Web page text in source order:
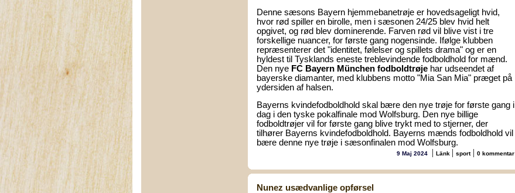
Denne sæsons Bayern hjemmebanetrøje er hovedsageligt hvid,
hvor rød spiller en birolle, men i sæsonen 24/25 blev hvid helt
opgivet, og rød blev dominerende. Farven rød vil blive vist i tre
forskellige nuancer, for første gang nogensinde. Ifølge klubben
repræsenterer det "identitet, følelser og spillets drama" og er en
hyldest til Tysklands eneste treblevindende fodboldhold for mænd.
Den nye FC Bayern München fodboldtrøje har udseendet af
bayerske diamanter, med klubbens motto "Mia San Mia" præget på
ydersiden af halsen.
Bayerns kvindefodboldhold skal bære den nye trøje for første gang i
dag i den tyske pokalfinale mod Wolfsburg. Den nye billige
fodboldtrøjer vil for første gang blive trykt med to stjerner, der
tilhører Bayerns kvindefodboldhold. Bayerns mænds fodboldhold vil
bære denne nye trøje i sæsonfinalen mod Wolfsburg.
9 Maj 2024 | Länk | sport| 0 kommentar
Nunez usædvanlige opførsel